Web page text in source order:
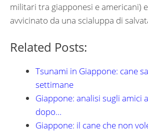
militari tra giapponesi e americani)
avvicinato da una scialuppa di
Related Posts:
Tsunami in Giappone: cane
settimane
Giappone: analisi sugli amici
dopo…
Giappone: il cane che non